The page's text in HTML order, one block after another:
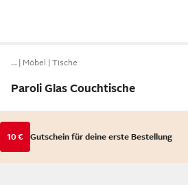
… Möbel Tische
Paroli Glas Couchtische
10 € Gutschein für deine erste Bestellung